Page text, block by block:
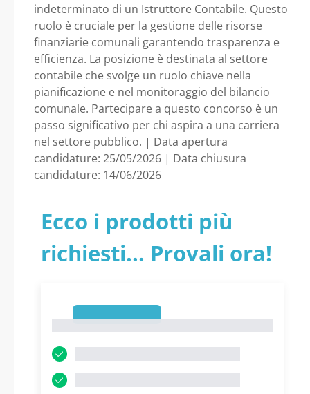
indeterminato di un Istruttore Contabile. Questo
ruolo è cruciale per la gestione delle risorse
finanziarie comunali garantendo trasparenza e
efficienza. La posizione è destinata al settore
contabile che svolge un ruolo chiave nella
pianificazione e nel monitoraggio del bilancio
comunale. Partecipare a questo concorso è un
passo significativo per chi aspira a una carriera
nel settore pubblico. | Data apertura
candidature: 25/05/2026 | Data chiusura
candidature: 14/06/2026
Ecco i prodotti più
richiesti... Provali ora!